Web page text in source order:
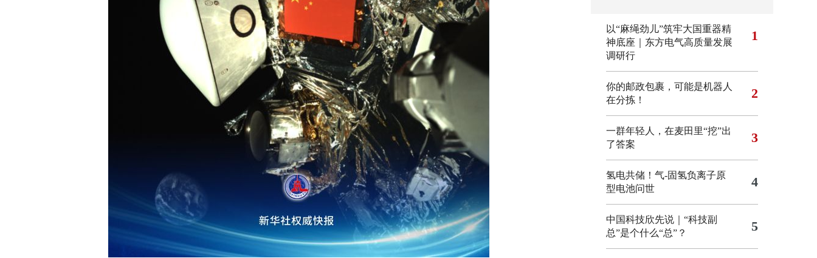
以“麻绳劲儿”筑牢大国重器精
神底座｜东方电气高质量发展
调研行
1
你的邮政包裹，可能是机器人
在分拣！
2
一群年轻人，在麦田里“挖”出
了答案
3
氢电共储！气-固氢负离子原
型电池问世
4
中国科技欣先说｜“科技副
总”是个什么“总”？
5